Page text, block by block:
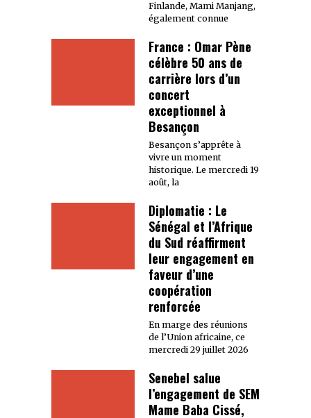
Finlande, Mami Manjang,
également connue
France : Omar Pène
célèbre 50 ans de
carrière lors d’un
concert
exceptionnel à
Besançon
Besançon s’apprête à
vivre un moment
historique. Le mercredi 19
août, la
Diplomatie : Le
Sénégal et l’Afrique
du Sud réaffirment
leur engagement en
faveur d’une
coopération
renforcée
En marge des réunions
de l’Union africaine, ce
mercredi 29 juillet 2026
Senebel salue
l’engagement de SEM
Mame Baba Cissé,